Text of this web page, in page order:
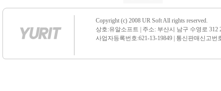
Copyright (c) 2008 UR Soft All rights reserved.
상호:유알소프트 | 주소: 부산시 남구 수영로 312
사업자등록번호:621-13-19849 | 통신판매신고번